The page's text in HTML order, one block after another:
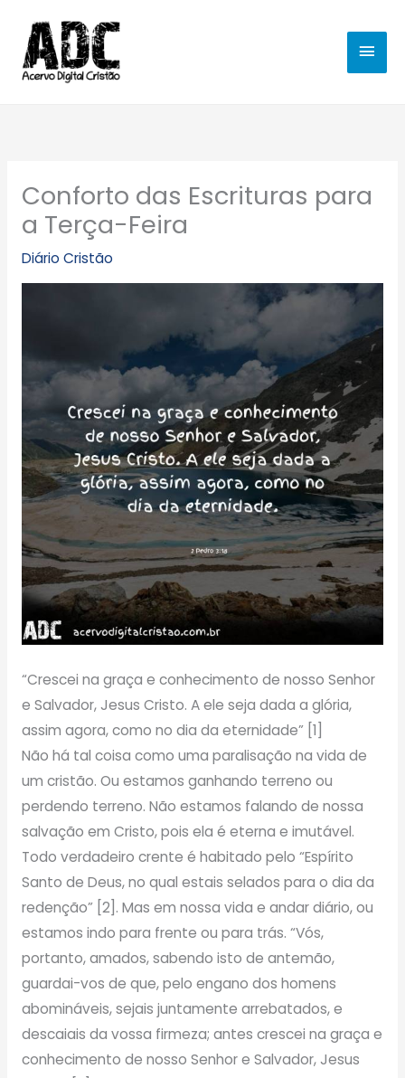
para
conteúdo
Conforto das Escrituras para
a Terça-Feira
Diário Cristão
“Crescei na graça e conhecimento de nosso Senhor
e Salvador, Jesus Cristo. A ele seja dada a glória,
assim agora, como no dia da eternidade” [1]
Não há tal coisa como uma paralisação na vida de
um cristão. Ou estamos ganhando terreno ou
perdendo terreno. Não estamos falando de nossa
salvação em Cristo, pois ela é eterna e imutável.
Todo verdadeiro crente é habitado pelo “Espírito
Santo de Deus, no qual estais selados para o dia da
redenção” [2]. Mas em nossa vida e andar diário, ou
estamos indo para frente ou para trás. “Vós,
portanto, amados, sabendo isto de antemão,
guardai-vos de que, pelo engano dos homens
abomináveis, sejais juntamente arrebatados, e
descaiais da vossa firmeza; antes crescei na graça e
conhecimento de nosso Senhor e Salvador, Jesus